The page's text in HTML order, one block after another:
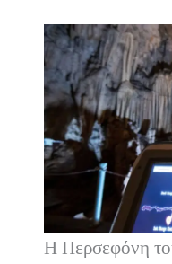
Η Περσεφόνη